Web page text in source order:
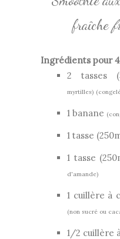
fraîche
Ingrédients pour
2 tasses
myrtilles)
1 banane
1 tasse
1 tasse
d'amande)
1 cuillère à
(non sucré ou
1/2 cuillère